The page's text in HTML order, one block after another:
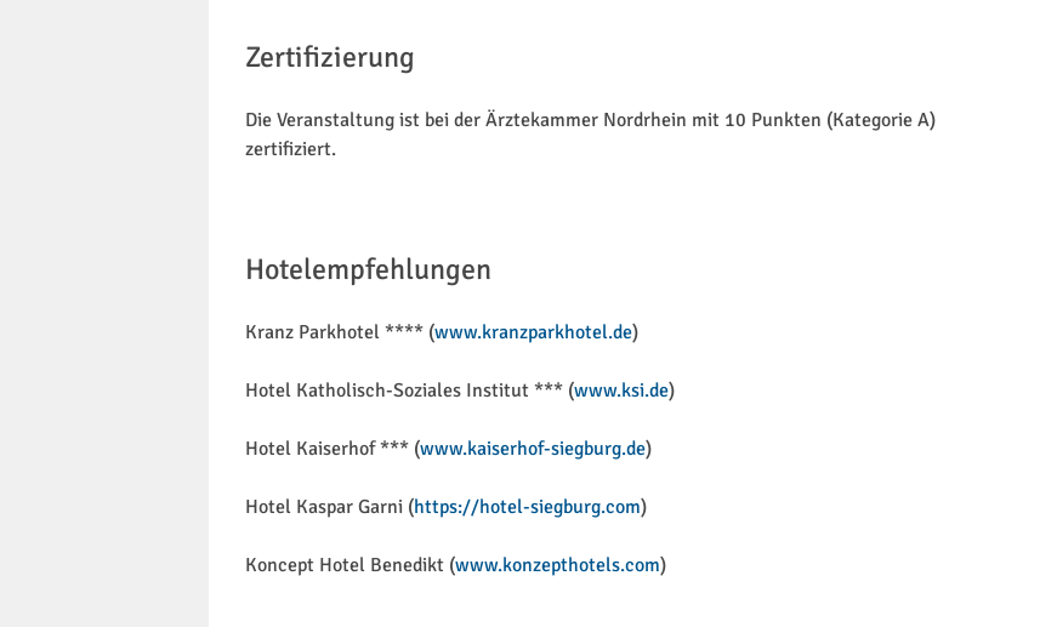
Zertifizierung
Die Veranstaltung ist bei der Ärztekammer Nordrhein mit 10 Punkten (Kategorie A)
zertifiziert.
Hotelempfehlungen
Kranz Parkhotel **** (www.kranzparkhotel.de)
Hotel Katholisch-Soziales Institut *** (www.ksi.de)
Hotel Kaiserhof *** (www.kaiserhof-siegburg.de)
Hotel Kaspar Garni (https://hotel-siegburg.com)
Koncept Hotel Benedikt (www.konzepthotels.com)